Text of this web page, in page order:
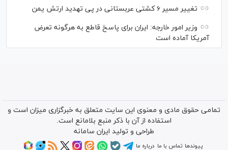
تغییر مسیر ۶ کشتی عربستانی در پی تهدید ارتش یمن
وزیر امور خارجه: ایران برای پاسخ قاطع به هرگونه تعرض
آمریکا آماده است
تمامی حقوق مادی و معنوی این سایت متعلق به خبرگزاری میزان است و
استفاده از آن با ذکر منبع بلامانع است.
طراحی و تولید ایران سامانه
پیوندها تماس با ما درباره ما